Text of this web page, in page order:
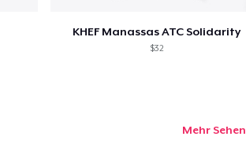
KHEF Manassas ATC Solidarity
$32
Mehr Sehen